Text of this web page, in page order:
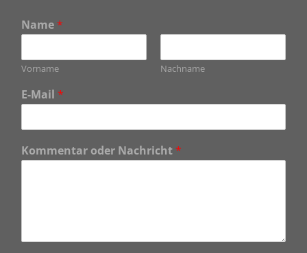
Name *
Vorname Nachname
E-Mail *
Kommentar oder Nachricht *